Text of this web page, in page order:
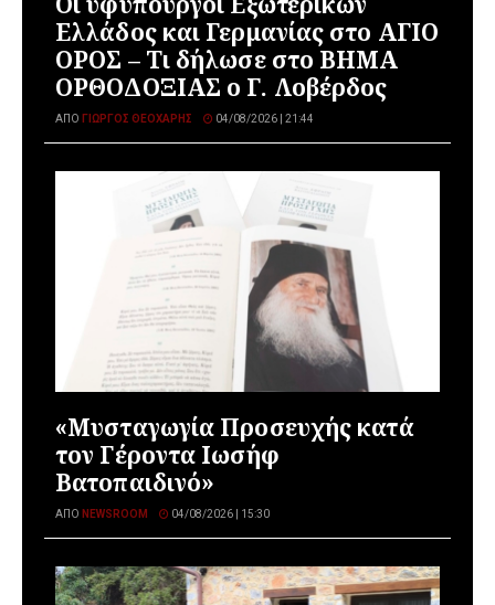
Ελλάδος και Γερμανίας στο ΑΓΙΟ
ΟΡΟΣ – Τι δήλωσε στο ΒΗΜΑ
ΟΡΘΟΔΟΞΙΑΣ ο Γ. Λοβέρδος
ΑΠΌ ΓΙΏΡΓΟΣ ΘΕΟΧΆΡΗΣ 04/08/2026 | 21:44
«Μυσταγωγία Προσευχής κατά
τον Γέροντα Ιωσήφ
Βατοπαιδινό»
ΑΠΌ NEWSROOM 04/08/2026 | 15:30